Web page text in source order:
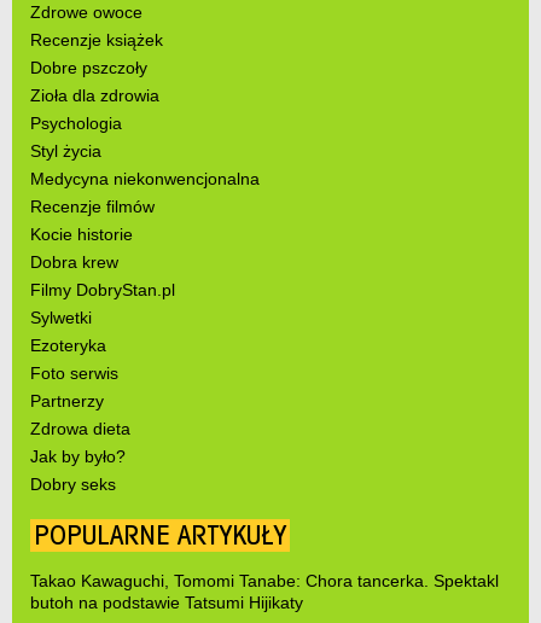
Zdrowe owoce
Recenzje książek
Dobre pszczoły
Zioła dla zdrowia
Psychologia
Styl życia
Medycyna niekonwencjonalna
Recenzje filmów
Kocie historie
Dobra krew
Filmy DobryStan.pl
Sylwetki
Ezoteryka
Foto serwis
Partnerzy
Zdrowa dieta
Jak by było?
Dobry seks
POPULARNE ARTYKUŁY
Takao Kawaguchi, Tomomi Tanabe: Chora tancerka. Spektakl
butoh na podstawie Tatsumi Hijikaty